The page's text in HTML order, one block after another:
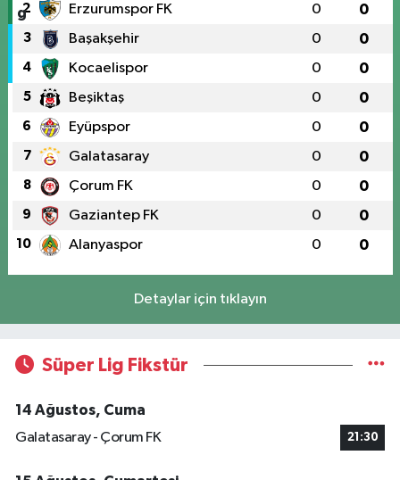
2 Erzurumspor FK 0 0
3 Başakşehir 0 0
4 Kocaelispor 0 0
5 Beşiktaş 0 0
6 Eyüpspor 0 0
7 Galatasaray 0 0
8 Çorum FK 0 0
9 Gaziantep FK 0 0
10 Alanyaspor 0 0
Detaylar için tıklayın
Süper Lig Fikstür
14 Ağustos, Cuma
Galatasaray - Çorum FK
21:30